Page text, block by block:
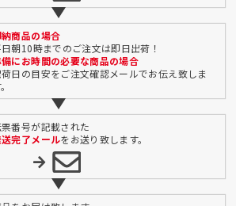
納商品の場合
朝10時までのご注文は即日出荷！
にお時間の必要な商品の場合
荷日の目安をご注文確認メールでお伝え致しま
番号が記載された
完了メールをお送り致します。